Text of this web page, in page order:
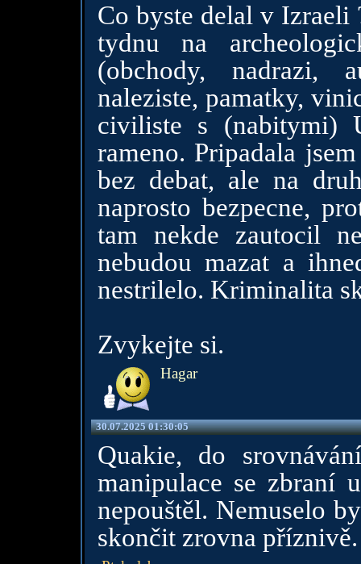
Co byste delal v Izraeli
tydnu na
(obchody, nadrazi,
naleziste, pamatky,
civiliste s (nabitymi)
rameno. Pripadala
bez debat, ale na
naprosto bezpecne,
tam nekde zautocil
nebudou mazat a
nestrilelo. Kriminalita
Zvykejte si.
Hagar
30.07.2025 01:30:05
Quakie, do
manipulace se zbraní
nepouštěl. Nemuselo
skončit zrovna